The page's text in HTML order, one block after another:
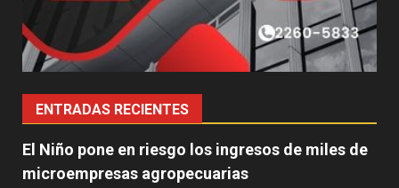
ENTRADAS RECIENTES
El Niño pone en riesgo los ingresos de miles de
microempresas agropecuarias